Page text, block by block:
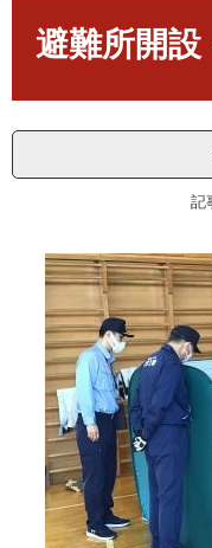
避難所開設
記